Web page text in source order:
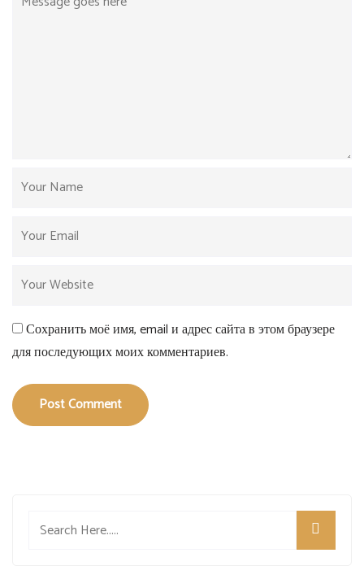
Сохранить моё имя, email и адрес сайта в этом браузере
для последующих моих комментариев.
Post Comment